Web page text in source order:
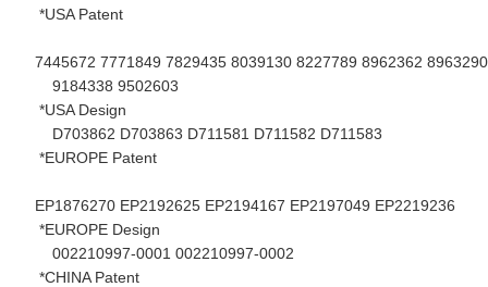
*USA Patent
7445672 7771849 7829435 8039130 8227789 8962362
9184338 9502603
*USA Design
D703862 D703863 D711581 D711582 D711583
*EUROPE Patent
EP1876270 EP2192625 EP2194167 EP2197049 EP2219236
*EUROPE Design
002210997-0001 002210997-0002
*CHINA Patent